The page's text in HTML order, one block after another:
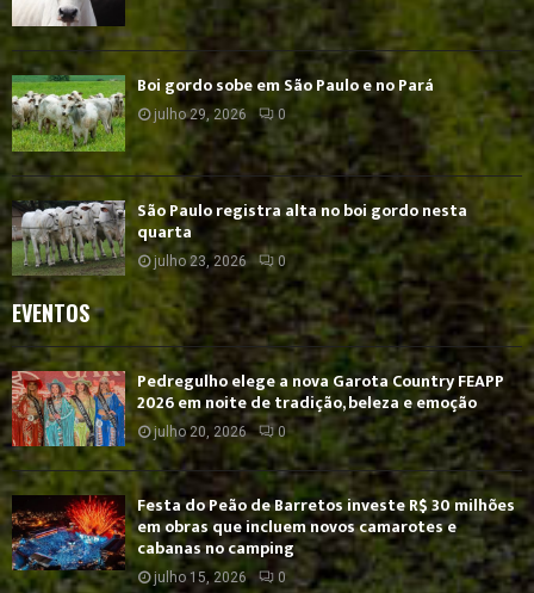
Boi gordo sobe em São Paulo e no Pará
julho 29, 2026 0
São Paulo registra alta no boi gordo nesta
quarta
julho 23, 2026 0
EVENTOS
Pedregulho elege a nova Garota Country FEAPP
2026 em noite de tradição, beleza e emoção
julho 20, 2026 0
Festa do Peão de Barretos investe R$ 30 milhões
em obras que incluem novos camarotes e
cabanas no camping
julho 15, 2026 0